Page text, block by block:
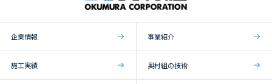
企業情報 事業紹介
施工実績 奥村組の技術